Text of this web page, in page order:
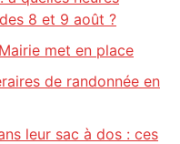
8 et 9 août ?
met en place
de randonnée en
leur sac à dos : ces